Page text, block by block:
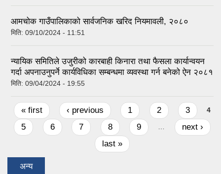
आमचोक गाउँपालिकाको सार्वजनिक खरिद नियमावली, २०८०
मिति: 09/10/2024 - 11:51
न्यायिक समितिले उजुरीको कारबाही किनारा तथा फैसला कार्यान्वयन
गर्दा अपनाउनुपर्ने कार्यविधिका सम्बन्धमा व्यवस्था गर्न बनेको ऐन २०८१
मिति: 09/04/2024 - 19:55
Pages
« first ‹ previous 1 2 3 4
5 6 7 8 9 …
next ›
last »
अन्य